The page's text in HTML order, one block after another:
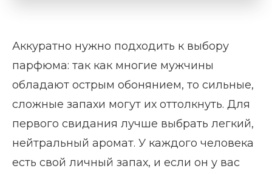
Аккуратно нужно подходить к выбору
парфюма: так как многие мужчины
обладают острым обонянием, то сильные,
сложные запахи могут их оттолкнуть. Для
первого свидания лучше выбрать легкий,
нейтральный аромат. У каждого человека
есть свой личный запах, и если он у вас